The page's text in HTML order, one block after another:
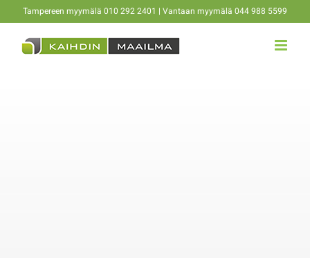
to
content
Tampereen myymälä 010 292 2401 | Vantaan myymälä 044 988 5599